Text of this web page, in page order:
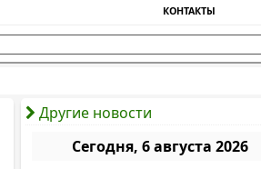
КОНТАКТЫ
Другие новости
Сегодня, 6 августа 2026